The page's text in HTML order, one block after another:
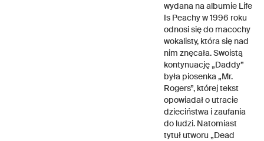
wydana na albumie Life
Is Peachy w 1996 roku
odnosi się do macochy
wokalisty, która się nad
nim znęcała. Swoistą
kontynuację „Daddy”
była piosenka „Mr.
Rogers”, której tekst
opowiadał o utracie
dzieciństwa i zaufania
do ludzi. Natomiast
tytuł utworu „Dead